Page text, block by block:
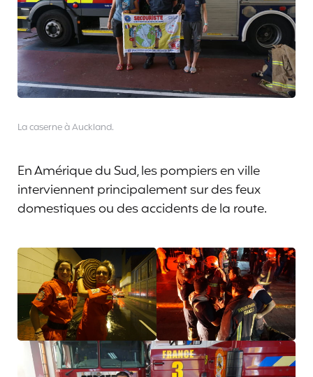
La caserne à Auckland.
En Amérique du Sud, les pompiers en ville
interviennent principalement sur des feux
domestiques ou des accidents de la route.